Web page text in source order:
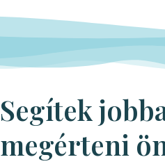
Segítek
megérteni